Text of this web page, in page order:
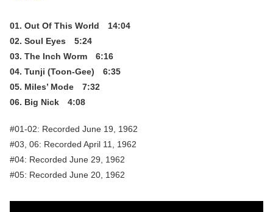
01. Out Of This World 14:04
02. Soul Eyes 5:24
03. The Inch Worm 6:16
04. Tunji (Toon-Gee) 6:35
05. Miles’ Mode 7:32
06. Big Nick 4:08
#01-02: Recorded June 19, 1962
#03, 06: Recorded April 11, 1962
#04: Recorded June 29, 1962
#05: Recorded June 20, 1962